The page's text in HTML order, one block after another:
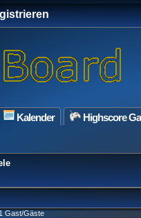
Kalender Highscore
Gast/Gäste